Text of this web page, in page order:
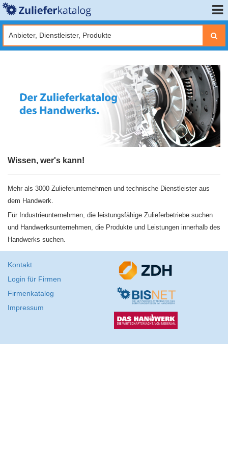
Wissen, wer's kann!
Mehr als 3000 Zulieferunternehmen und technische Dienstleister aus
dem Handwerk.
Für Industrieunternehmen, die leistungsfähige Zulieferbetriebe suchen
und Handwerksunternehmen, die Produkte und Leistungen innerhalb des
Handwerks suchen.
Kontakt
Login für Firmen
Firmenkatalog
Impressum